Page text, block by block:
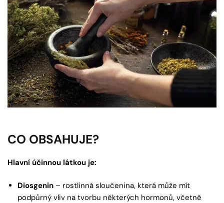
CO OBSAHUJE?
Hlavní účinnou látkou je:
Diosgenin – rostlinná sloučenina, která může mít
podpůrný vliv na tvorbu některých hormonů, včetně